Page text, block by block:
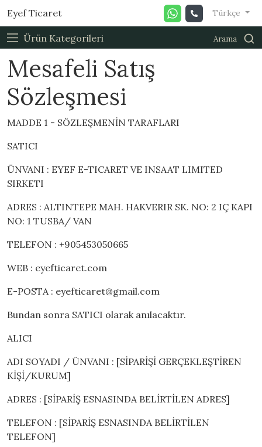
Eyef Ticaret Türkçe
Ürün Kategorileri Arama
Mesafeli Satış
Sözleşmesi
MADDE 1 - SÖZLEŞMENİN TARAFLARI
SATICI
ÜNVANI : EYEF E-TICARET VE INSAAT LIMITED
SIRKETI
ADRES : ALTINTEPE MAH. HAKVERIR SK. NO: 2 IÇ KAPI
NO: 1 TUSBA/ VAN
TELEFON : +905453050665
WEB : eyefticaret.com
E-POSTA : eyefticaret@gmail.com
Bundan sonra SATICI olarak anılacaktır.
ALICI
ADI SOYADI / ÜNVANI : [SİPARİŞİ GERÇEKLEŞTİREN
KİŞİ/KURUM]
ADRES : [SİPARİŞ ESNASINDA BELİRTİLEN ADRES]
TELEFON : [SİPARİŞ ESNASINDA BELİRTİLEN
TELEFON]